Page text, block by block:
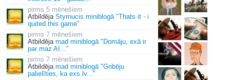
5 mēnešiem
Atbildēja Styrnucis miniblogā "Thats it - i
quited this game"
7 mēnešiem
Atbildēja mad miniblogā "Domāju, exā ir
par maz AI..."
7 mēnešiem
Atbildēja mad miniblogā "Gribēju
palielīties, ka exs.lv..."